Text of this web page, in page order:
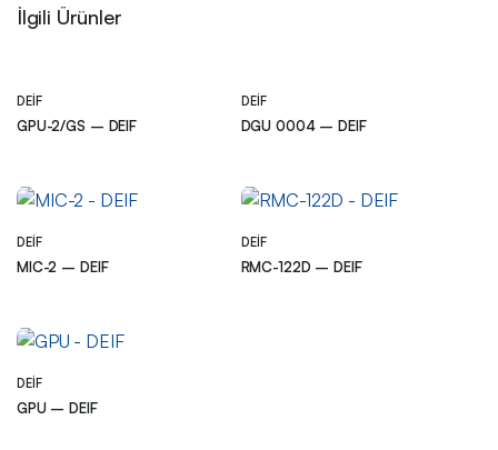
İlgili Ürünler
DEIF
GPU-2/GS – DEIF
DEIF
DGU 0004 – DEIF
DEIF
MIC-2 – DEIF
DEIF
RMC-122D – DEIF
DEIF
GPU – DEIF